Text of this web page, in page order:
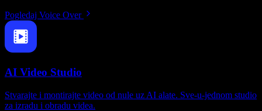
Pogledaj Voice Over
AI Video Studio
Stvarajte i montirajte video od nule uz AI alate. Sve-u-jednom studio
za izradu i obradu videa.